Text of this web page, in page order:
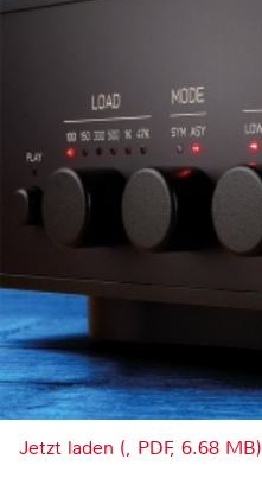
Jetzt laden (, PDF, 6.68 MB)